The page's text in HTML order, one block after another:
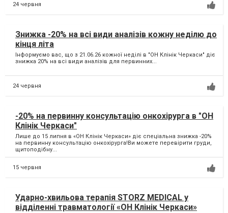
24 червня
Знижка -20% на всі види аналізів кожну неділю до
кінця літа
Інформуємо вас, що з 21.06.26 кожної неділі в "ОН Клінік Черкаси" діє
знижка 20% на всі види аналізів для первинних...
24 червня
-20% на первинну консультацію онкохірурга в "ОН
Клінік Черкаси"
Лише до 15 липня в «ОН Клінік Черкаси» діє спеціальна знижка -20%
на первинну консультацію онкохірурга!Ви можете перевірити груди,
щитоподібну...
15 червня
Ударно-хвильова терапія STORZ MEDICAL у
відділенні травматології «ОН Клінік Черкаси»